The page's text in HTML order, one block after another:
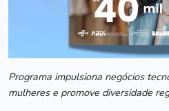
Programa impulsiona negócios
mulheres e promove diversidade